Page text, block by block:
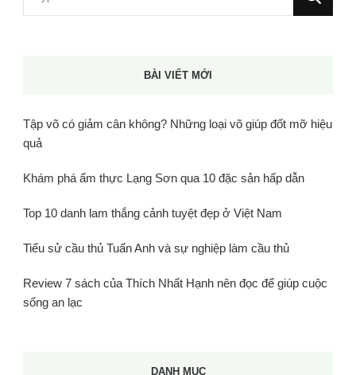
BÀI VIẾT MỚI
Tập võ có giảm cân không? Những loại võ giúp đốt mỡ hiệu
quả
Khám phá ẩm thực Lạng Sơn qua 10 đặc sản hấp dẫn
Top 10 danh lam thắng cảnh tuyệt đẹp ở Việt Nam
Tiểu sử cầu thủ Tuấn Anh và sự nghiệp làm cầu thủ
Review 7 sách của Thích Nhất Hạnh nên đọc để giúp cuộc
sống an lạc
DANH MỤC